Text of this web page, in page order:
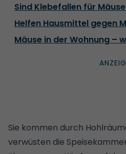
Sind Klebefallen für
Helfen Hausmittel gegen
Mäuse in der Wohnung –
Sie kommen durch
verwüsten die